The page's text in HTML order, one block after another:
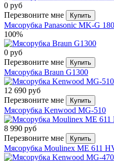
0 руб
Перезвоните мне
Купить
Мясорубка Panasonic MK-G
100%
0 руб
Перезвоните мне
Купить
Мясорубка Braun G1300
12 690 руб
Перезвоните мне
Купить
Мясорубка Kenwood MG-510
8 990 руб
Перезвоните мне
Купить
Мясорубка Moulinex ME 611